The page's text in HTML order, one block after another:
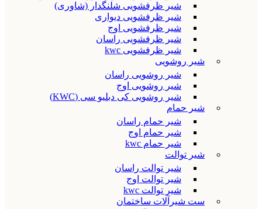
شیر ظرفشویی شلنگدار (شاوری)
شیر ظرفشویی دیواری
شیر ظرفشویی اوج
شیر ظرفشویی راسان
شیر ظرفشویی kwc
شیر روشویی
شیر روشویی راسان
شیر روشویی اوج
شیر روشویی کی دبلیو سی (KWC)
شیر حمام
شیر حمام راسان
شیر حمام اوج
شیر حمام kwc
شیر توالت
شیر توالت راسان
شیر توالت اوج
شیر توالت kwc
ست شیرآلات ساختمان